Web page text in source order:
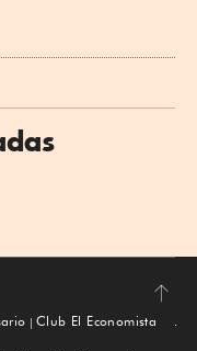
Subir
Club El Economista